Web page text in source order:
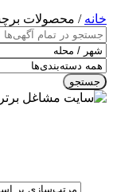
خانه / محصولات
جستجو